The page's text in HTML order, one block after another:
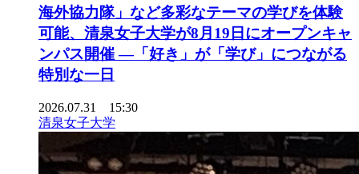
海外協力隊」など多彩なテーマの学びを体験
可能、清泉女子大学が8月19日にオープンキャ
ンパス開催 ―「好き」が「学び」につながる
特別な一日
2026.07.31 15:30
清泉女子大学